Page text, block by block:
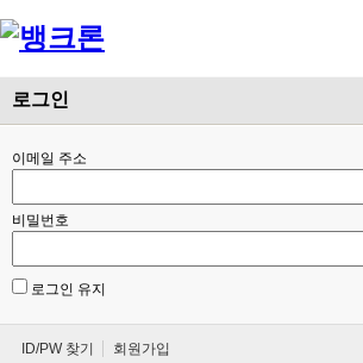
로그인
이메일 주소
비밀번호
로그인 유지
ID/PW 찾기 회원가입